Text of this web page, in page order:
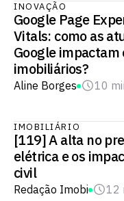
INOVAÇÃO
Google Page
Vitals: como as
Google impactam
imobiliários?
Aline Borges 10
IMOBILIÁRIO
[119] A alta no
elétrica e os
civil
Redação Imobi 12